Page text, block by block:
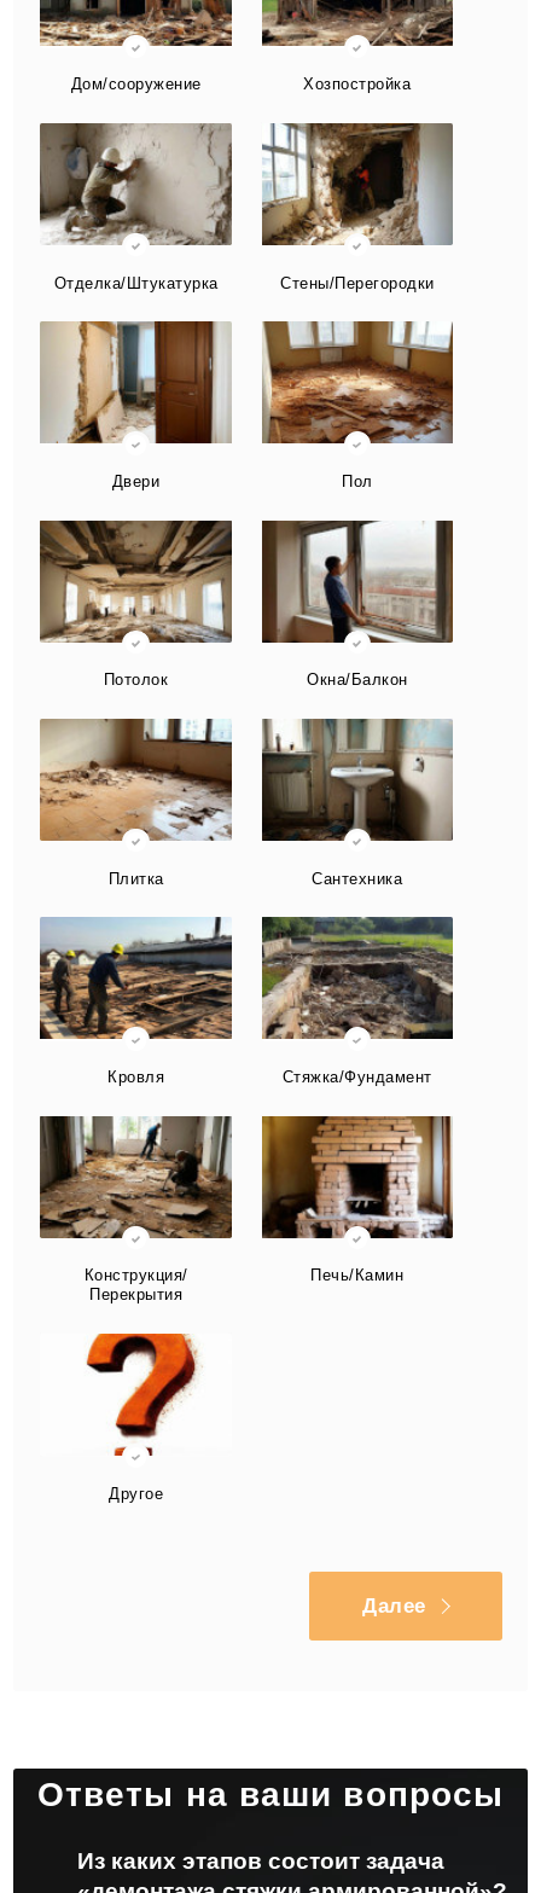
Дом/сооружение Хозпостройка
Отделка/Штукатурка Стены/Перегородки
Двери Пол
Потолок Окна/Балкон
Плитка Сантехника
Кровля Стяжка/Фундамент
Конструкция/
Перекрытия
Печь/Камин
Другое
Далее
Ответы на ваши вопросы
Из каких этапов состоит задача